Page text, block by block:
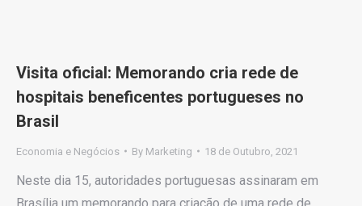
Visita oficial: Memorando cria rede de
hospitais beneficentes portugueses no
Brasil
Economia e Negócios By Marketing 18 de Outubro, 2021
Neste dia 15, autoridades portuguesas assinaram em
Brasília um memorando para criação de uma rede de